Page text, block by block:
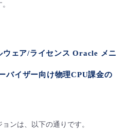
る
る
ウェア/ライセンス Oracle メニ
バイザー向け物理CPU課金の
ンは、以下の通りです。